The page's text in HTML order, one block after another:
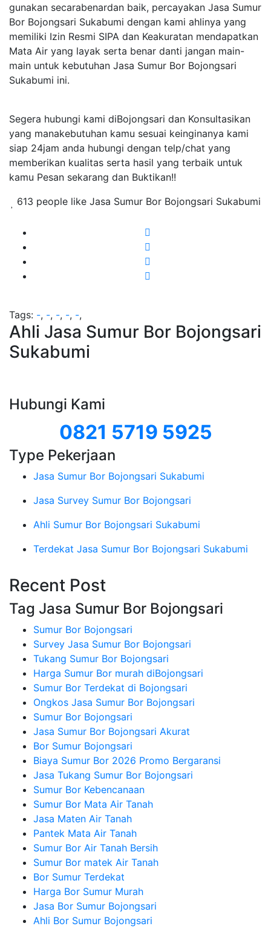
gunakan secarabenardan baik, percayakan Jasa Sumur
Bor Bojongsari Sukabumi dengan kami ahlinya yang
memiliki Izin Resmi SIPA dan Keakuratan mendapatkan
Mata Air yang layak serta benar danti jangan main-
main untuk kebutuhan Jasa Sumur Bor Bojongsari
Sukabumi ini.
Segera hubungi kami diBojongsari dan Konsultasikan
yang manakebutuhan kamu sesuai keinginanya kami
siap 24jam anda hubungi dengan telp/chat yang
memberikan kualitas serta hasil yang terbaik untuk
kamu Pesan sekarang dan Buktikan!!
613 people like Jasa Sumur Bor Bojongsari Sukabumi
Tags: -, -, -, -, -,
Ahli Jasa Sumur Bor Bojongsari
Sukabumi
Hubungi Kami
0821 5719 5925
Type Pekerjaan
Jasa Sumur Bor Bojongsari Sukabumi
Jasa Survey Sumur Bor Bojongsari
Ahli Sumur Bor Bojongsari Sukabumi
Terdekat Jasa Sumur Bor Bojongsari Sukabumi
Recent Post
Tag Jasa Sumur Bor Bojongsari
Sumur Bor Bojongsari
Survey Jasa Sumur Bor Bojongsari
Tukang Sumur Bor Bojongsari
Harga Sumur Bor murah diBojongsari
Sumur Bor Terdekat di Bojongsari
Ongkos Jasa Sumur Bor Bojongsari
Sumur Bor Bojongsari
Jasa Sumur Bor Bojongsari Akurat
Bor Sumur Bojongsari
Biaya Sumur Bor 2026 Promo Bergaransi
Jasa Tukang Sumur Bor Bojongsari
Sumur Bor Kebencanaan
Sumur Bor Mata Air Tanah
Jasa Maten Air Tanah
Pantek Mata Air Tanah
Sumur Bor Air Tanah Bersih
Sumur Bor matek Air Tanah
Bor Sumur Terdekat
Harga Bor Sumur Murah
Jasa Bor Sumur Bojongsari
Ahli Bor Sumur Bojongsari